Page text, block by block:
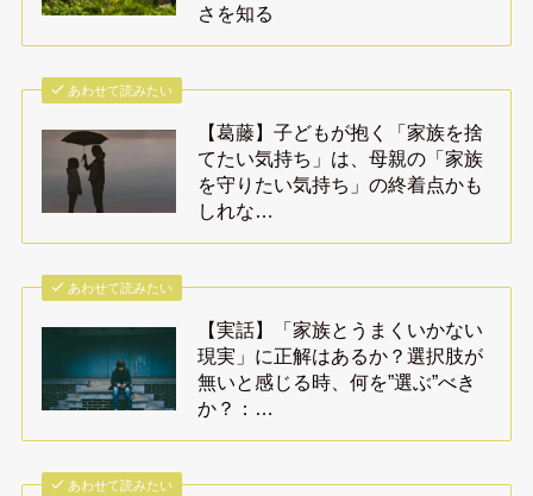
さを知る
あわせて読みたい
【葛藤】子どもが抱く「家族を捨
てたい気持ち」は、母親の「家族
を守りたい気持ち」の終着点かも
しれな…
あわせて読みたい
【実話】「家族とうまくいかない
現実」に正解はあるか？選択肢が
無いと感じる時、何を”選ぶ”べき
か？：…
あわせて読みたい